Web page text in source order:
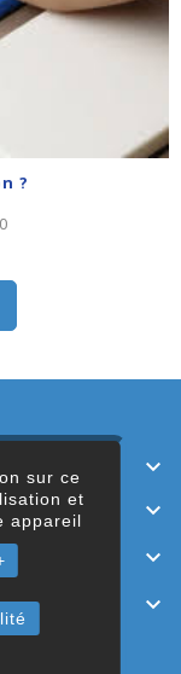
sur ce
et
appareil
?



